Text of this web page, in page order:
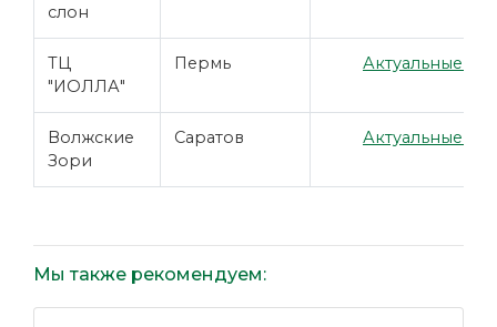
слон
ТЦ
"ИОЛЛА"
Пермь Актуальные
Волжские
Зори
Саратов Актуальные
Мы также рекомендуем: